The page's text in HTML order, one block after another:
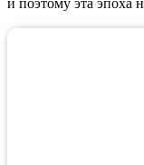
и поэтому эта эпоха